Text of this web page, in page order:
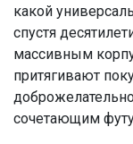
какой
спустя
массивным
притягивают
сочетающим